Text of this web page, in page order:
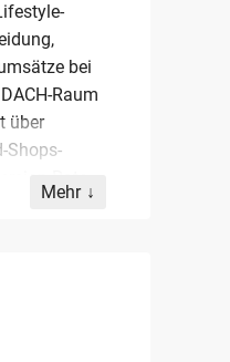
bei
Raum
über
Shops-
Mehr